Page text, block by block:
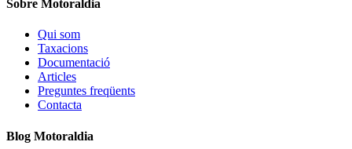
Sobre Motoraldia
Qui som
Taxacions
Documentació
Articles
Preguntes freqüents
Contacta
Blog Motoraldia